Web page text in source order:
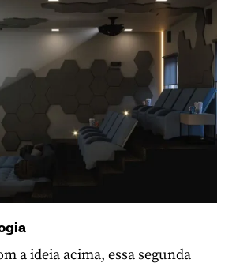
a ideia acima, essa segunda